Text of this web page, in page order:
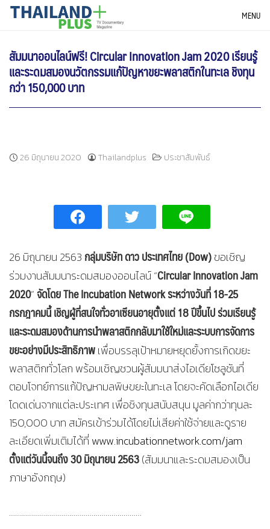
SkipTHAILANDPLUS NEWS MENU
สัมมนาออนไลน์ฟรี! Circular Innovation Jam 2020 เรียนรู้
และระดมสมองนวัตกรรมแก้ปัญหาขยะพลาสติกในทะเล ชิงทุน
กว่า 150,000 บาท
26 มิถุนายน 2020 Thailandplus ประชาสัมพันธ์
26 มิถุนายน 2563 กลุ่มบริษัท ดาว ประเทศไทย (Dow)ขอเชิญ
ร่วมงานสัมมนาระดมสมองออนไลน์ “Circular Innovation Jam
2020”จัดโดย The Incubation Network ระหว่างวันที่ 18-25
กรกฎาคมนี้ เชิญผู้ที่สนใจทั่วอาเซียนอายุตั้งแต่ 18 ปีขึ้นไป ร่วมเรียนรู้
และระดมสมองด้านการนำพลาสติกกลับมาใช้ใหม่และระบบการจัดการ
ขยะอย่างมีประสิทธิภาพเพื่อบรรลุเป้าหมายหยุดยั้งการเกิดขยะ
พลาสติกทั่วโลก พร้อมเชิญชวนผู้สัมมนาส่งไอเดียโซลูชันที่
ตอบโจทย์การแก้ปัญหามลพิษขยะในทะเล โดยจะคัดเลือกไอเดีย
โดดเด่นจากแต่ละประเทศ เพื่อชิงทุนสนับสนุน มูลค่ากว่าทุนละ
150,000 บาท สมัครเข้าร่วมได้โดยไม่เสียค่าใช้จ่ายและดูราย
ละเอียดเพิ่มเติมได้ที่ www.incubationnetwork.com/jam
ตั้งแต่วันนี้จนถึง 30 มิถุนายน 2563(สัมมนาและระดมสมองเป็น
ภาษาอังกฤษ)
…………………………………………………………